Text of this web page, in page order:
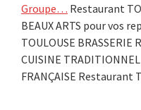
Groupe… Restaurant
BEAUX ARTS pour vos
TOULOUSE BRASSERIE
CUISINE
FRANÇAISE Restaurant